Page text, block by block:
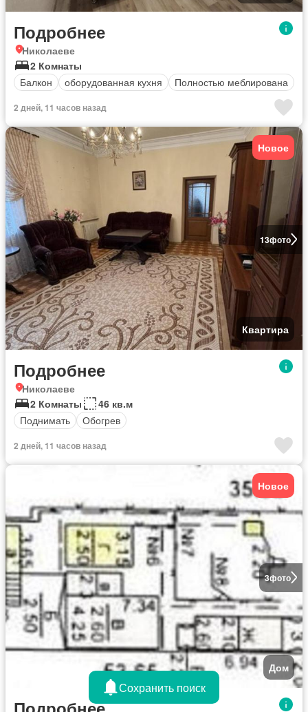
Подробнее
Николаеве
2 Комнаты
Балкон
оборудованная кухня Полностью меблирована
2 дней, 11 часов назад
13фото
Новое
Квартира
Подробнее
Николаеве
2 Комнаты
46 кв.м
Поднимать
Обогрев
2 дней, 11 часов назад
3фото
Новое
Дом
Сохранить поиск